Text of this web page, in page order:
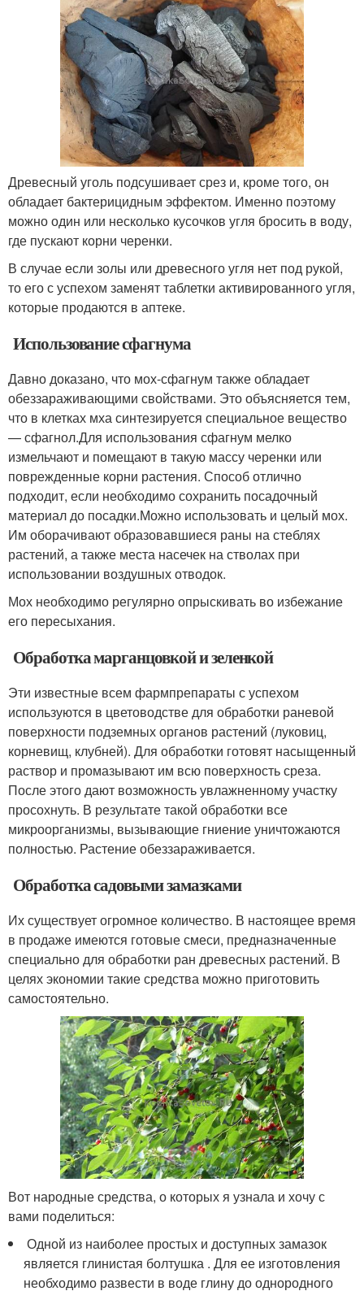
Древесный уголь подсушивает срез и, кроме того, он
обладает бактерицидным эффектом. Именно поэтому
можно один или несколько кусочков угля бросить в воду,
где пускают корни черенки.
В случае если золы или древесного угля нет под рукой,
то его с успехом заменят таблетки активированного угля,
которые продаются в аптеке.
Использование сфагнума
Давно доказано, что мох-сфагнум также обладает
обеззараживающими свойствами. Это объясняется тем,
что в клетках мха синтезируется специальное вещество
— сфагнол.Для использования сфагнум мелко
измельчают и помещают в такую массу черенки или
поврежденные корни растения. Способ отлично
подходит, если необходимо сохранить посадочный
материал до посадки.Можно использовать и целый мох.
Им оборачивают образовавшиеся раны на стеблях
растений, а также места насечек на стволах при
использовании воздушных отводок.
Мох необходимо регулярно опрыскивать во избежание
его пересыхания.
Обработка марганцовкой и зеленкой
Эти известные всем фармпрепараты с успехом
используются в цветоводстве для обработки раневой
поверхности подземных органов растений (луковиц,
корневищ, клубней). Для обработки готовят насыщенный
раствор и промазывают им всю поверхность среза.
После этого дают возможность увлажненному участку
просохнуть. В результате такой обработки все
микроорганизмы, вызывающие гниение уничтожаются
полностью. Растение обеззараживается.
Обработка садовыми замазками
Их существует огромное количество. В настоящее время
в продаже имеются готовые смеси, предназначенные
специально для обработки ран древесных растений. В
целях экономии такие средства можно приготовить
самостоятельно.
Вот народные средства, о которых я узнала и хочу с
вами поделиться:
Одной из наиболее простых и доступных замазок
является глинистая болтушка . Для ее изготовления
необходимо развести в воде глину до однородного